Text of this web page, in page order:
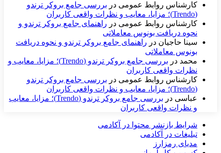
کارشناس روابط عمومی در بررسی جامع بروکر ترندو
(Trendo)؛ مزایا، معایب و نظرات واقعی کاربران
کارشناس روابط عمومی در راهنمای جامع بروکر ترندو و
نحوه دریافت بونوس معاملاتی
سینا حاجیان در راهنمای جامع بروکر ترندو و نحوه دریافت
بونوس معاملاتی
محمد در
بررسی جامع بروکر ترندو (Trendo)؛ مزایا، معایب و
نظرات واقعی کاربران
کارشناس روابط عمومی در بررسی جامع بروکر ترندو
(Trendo)؛ مزایا، معایب و نظرات واقعی کاربران
عباسی در
بررسی جامع بروکر ترندو (Trendo)؛ مزایا، معایب
و نظرات واقعی کاربران
شرایط بازنشر محتوا در آکادمی
تبلیغات در آکادمی
مدیای رمزارز